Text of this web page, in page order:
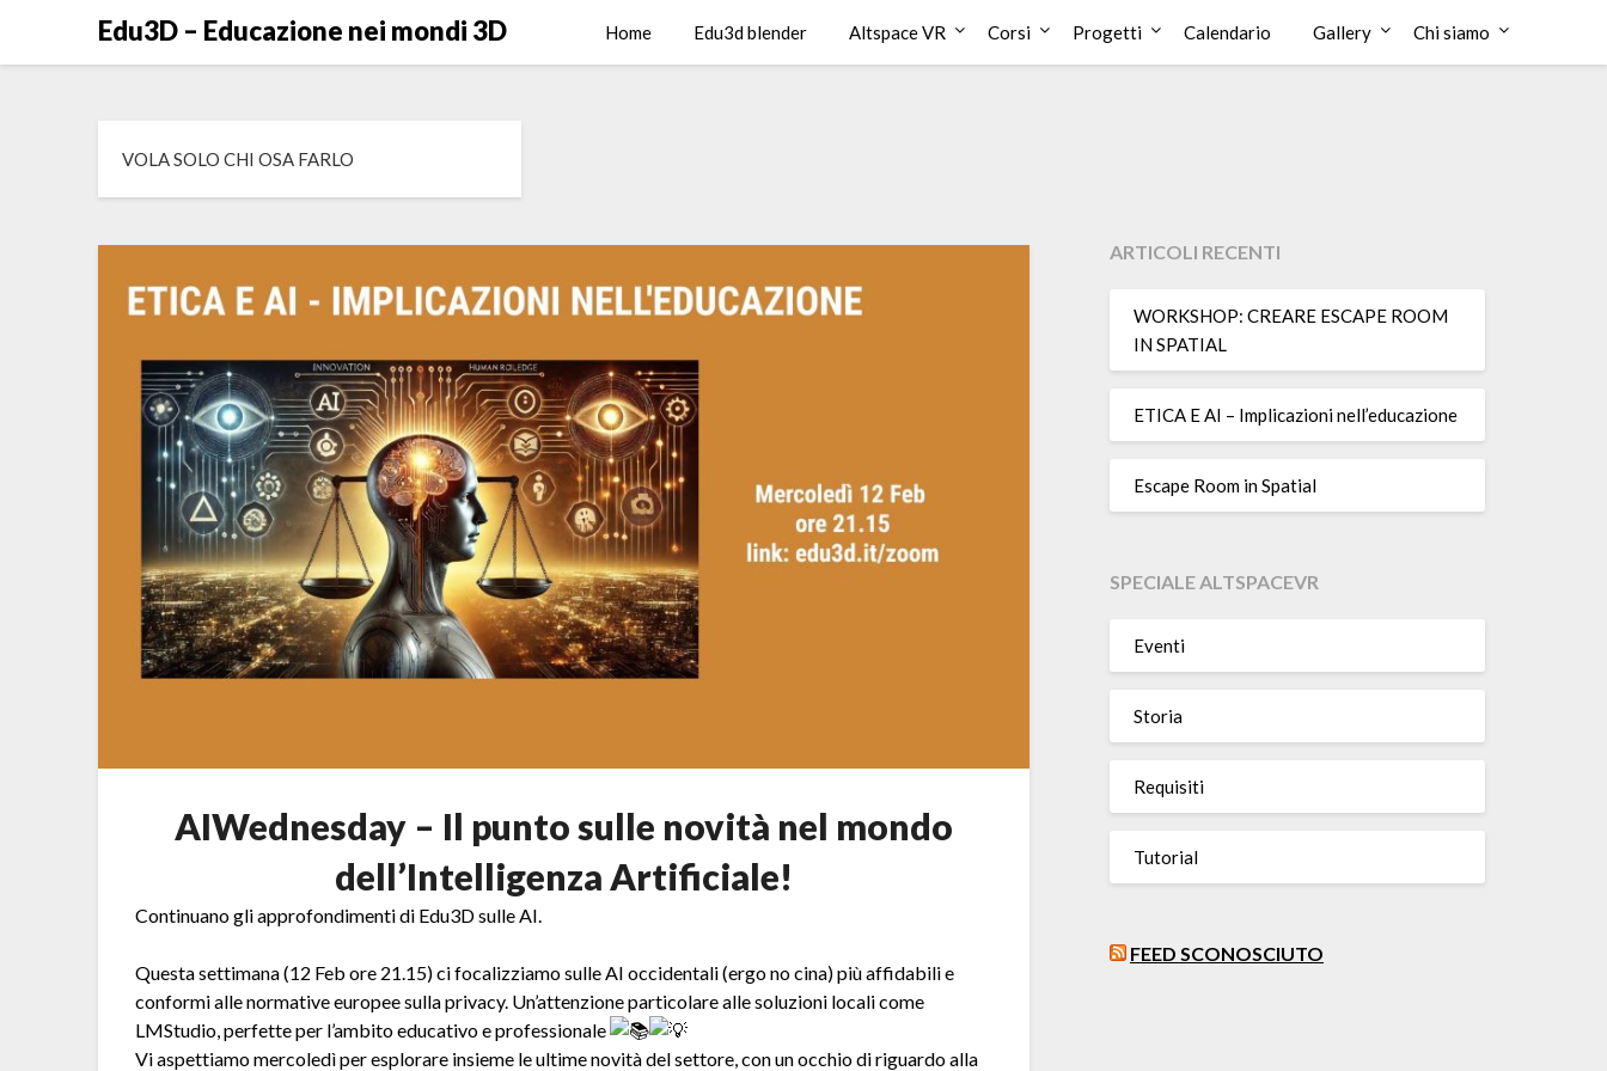
Edu3D – Educazione nei mondi 3D Home Edu3d blender Altspace VR Corsi Progetti Calendario Gallery Chi siamo
VOLA SOLO CHI OSA FARLO
AIWednesday – Il punto sulle novità nel mondo
dell’Intelligenza Artificiale!
Continuano gli approfondimenti di Edu3D sulle AI.
Questa settimana (12 Feb ore 21.15) ci focalizziamo sulle AI occidentali (ergo no cina) più affidabili e
conformi alle normative europee sulla privacy. Un’attenzione particolare alle soluzioni locali come
LMStudio, perfette per l’ambito educativo e professionale
Vi aspettiamo mercoledì per esplorare insieme le ultime novità del settore, con un occhio di riguardo alla
ARTICOLI RECENTI
WORKSHOP: CREARE ESCAPE ROOM
IN SPATIAL
ETICA E AI – Implicazioni nell’educazione
Escape Room in Spatial
SPECIALE ALTSPACEVR
Eventi
Storia
Requisiti
Tutorial
FEED SCONOSCIUTO